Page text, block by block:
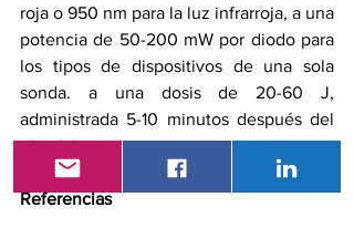
roja o 950 nm para la luz infrarroja, a una
potencia de 50-200 mW por diodo para
los tipos de dispositivos de una sola
sonda. a una dosis de 20-60 J,
administrada 5-10 minutos después del
ejercicio.
Referencias